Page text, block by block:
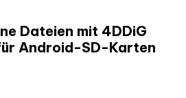
Dateien mit 4DDiG
Android-SD-Karten